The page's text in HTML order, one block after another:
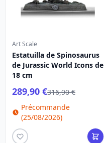
Art Scale
Estatuilla de Spinosaurus
de Jurassic World Icons de
18 cm
289,90 €316,90 €
Précommande
(25/08/2026)